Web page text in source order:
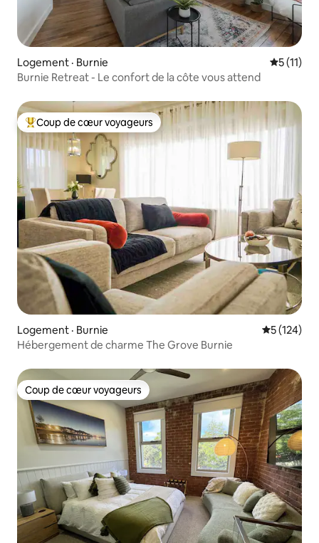
Logement · Burnie Note
5 (11)
Burnie Retreat - Le confort de la côte vous attend
Coup de cœur voyageurs parmi les plus aimés
Coup de cœur voyageurs
Logement · Burnie Note
5 (124)
Hébergement de charme The Grove Burnie
Coup de cœur voyageurs
Coup de cœur voyageurs